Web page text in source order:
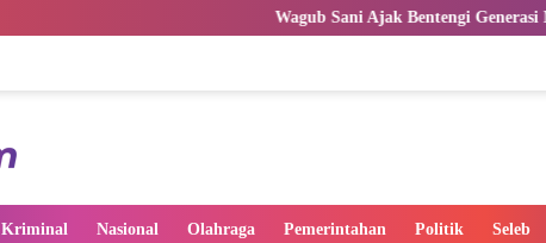
Wagub Sani Ajak Bentengi Generasi Muda Jambi dari IRET,
Kriminal Nasional Olahraga Pemerintahan Politik Seleb